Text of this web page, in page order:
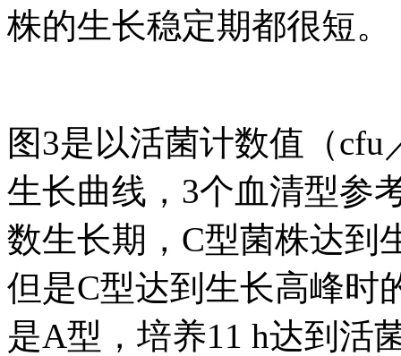
株的生长稳定期都很短。
图3是以活菌计数值（
生长曲线，3个血清型参
数生长期，C型菌株达到
但是C型达到生长高峰时
是A型，培养11 h达到活